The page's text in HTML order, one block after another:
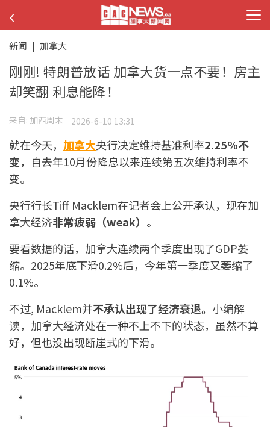
‹
新闻 | 加拿大
刚刚! 特朗普放话 加拿大货一点不要！房主
却笑翻 利息能降！
来自: 加西周末 2026-6-10 13:31
就在今天， 加拿大央行决定维持基准利率2.25%不
变，自去年10月份降息以来连续第五次维持利率不
变。
央行行长Tiff Macklem在记者会上公开承认，现在加
拿大经济非常疲弱（weak） 。
要看数据的话，加拿大连续两个季度出现了GDP萎
缩。2025年底下滑0.2%后，今年第一季度又萎缩了
0.1%。
不过, Macklem并不承认出现了经济衰退。 小编解
读，加拿大经济处在一种不上不下的状态，虽然不算
好，但也没出现断崖式的下滑。